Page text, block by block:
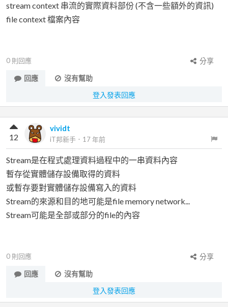
stream context 串流的實際資料部份 (不含一些額外的資訊)
file context 檔案內容
0 則回應
分享
回應
沒有幫助
登入發表回應
vividt
iT邦新手 ． 17 年前
12
Stream是在程式處理資料過程中的一串資料內容
暫存從實體儲存設備取得的資料
或暫存要對實體儲存設備寫入的資料
Stream的來源和目的地可能是file memory network...
Stream可能是全部或部分的file的內容
0 則回應
分享
回應
沒有幫助
登入發表回應